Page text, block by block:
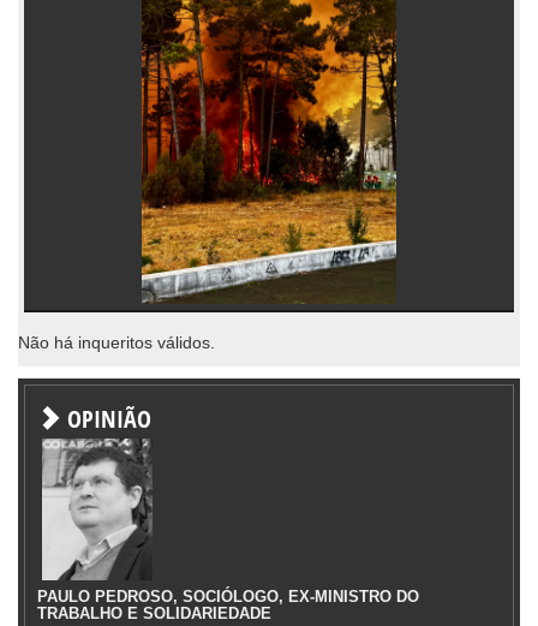
Não há inqueritos válidos.
OPINIÃO
PAULO PEDROSO, SOCIÓLOGO, EX-MINISTRO DO
TRABALHO E SOLIDARIEDADE